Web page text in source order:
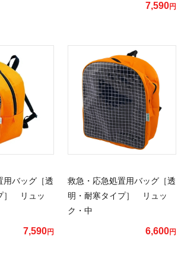
7,590円
用バッグ［透
］ リュッ
7,590円
救急・応急処置用バッグ［透
明・耐寒タイプ］ リュッ
ク・中
6,600円